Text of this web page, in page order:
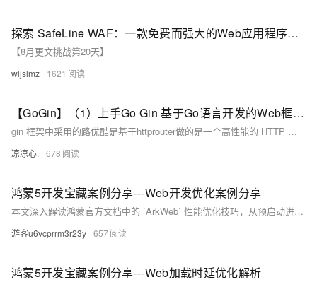
探索 SafeLine WAF：一款免费而强大的Web应用程序防火墙
【8月更文挑战第20天】
wljslmz 1621
【GoGin】（1）上手Go Gin 基于Go语言开发的Web框架，本文介绍了各种路由的配置信息；包含各场景下请求参数的基本传入接收
gin 框架中采用的路优酷是基于httprouter做的是一个高性能的 HTTP 请求路由器，适用于 Go 语言。它的设计目标是提供高效的路由匹配和低内存占用，特别适合需要高性能和简单路由的应用场景。
凉凉心. 678
鸿蒙5开发宝藏案例分享---Web开发优化案例分享
本文深入解读鸿蒙官方文档中的 `ArkWeb` 性能优化技巧，从预启动进程到预渲染，涵盖预下载、预连接、预取POST等八大优化策略。通过代码示例详解如何提升Web页面加载速度，助你打造流畅的HarmonyOS应用体验。内容实用，按需选用，让H5页面快到飞起！
游客u6vcprrm3r23y 657
鸿蒙5开发宝藏案例分享---Web加载时延优化解析